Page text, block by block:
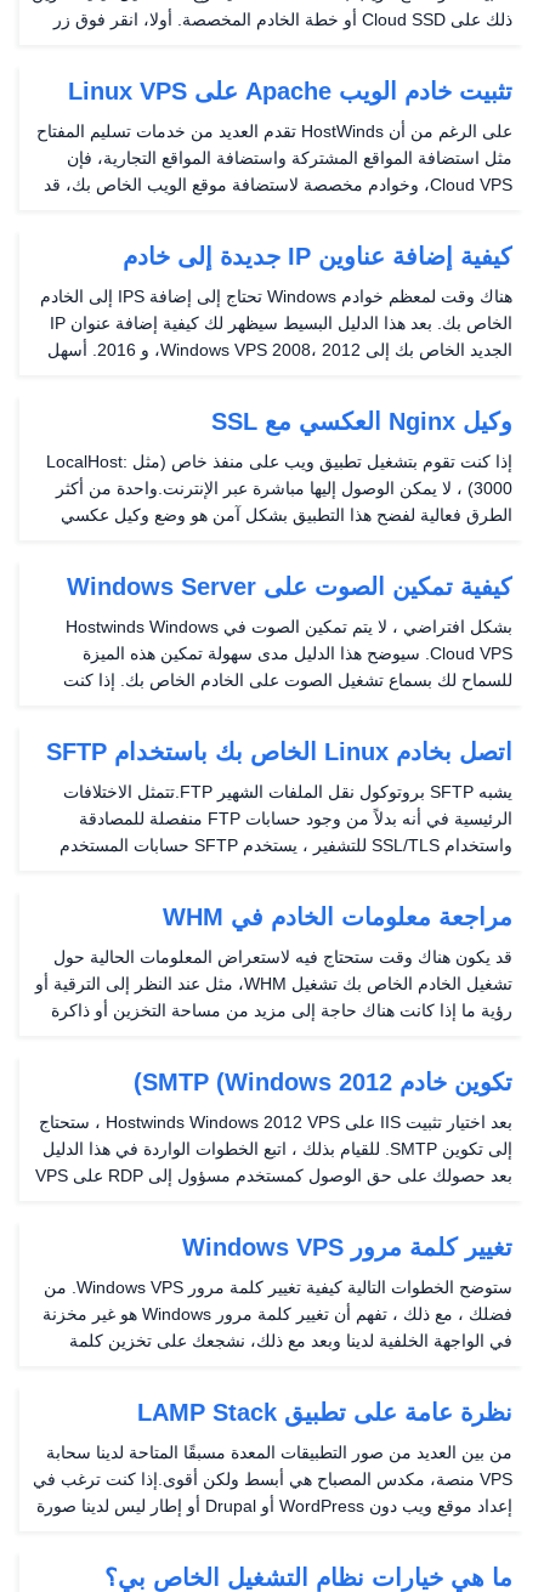
ذلك على Cloud SSD أو خطة الخادم المخصصة. أولا، انقر فوق زر
تثبيت خادم الويب Apache على Linux VPS
على الرغم من أن HostWinds تقدم العديد من خدمات تسليم المفتاح
مثل استضافة المواقع المشتركة واستضافة المواقع التجارية، فإن
Cloud VPS، وخوادم مخصصة لاستضافة موقع الويب الخاص بك، قد
كيفية إضافة عناوين IP جديدة إلى خادم
Windows
هناك وقت لمعظم خوادم Windows تحتاج إلى إضافة IPS إلى الخادم
الخاص بك. بعد هذا الدليل البسيط سيظهر لك كيفية إضافة عنوان IP
الجديد الخاص بك إلى Windows VPS 2008، 2012، و 2016. أسهل
وكيل Nginx العكسي مع SSL
إذا كنت تقوم بتشغيل تطبيق ويب على منفذ خاص (مثل LocalHost:
3000) ، لا يمكن الوصول إليها مباشرة عبر الإنترنت.واحدة من أكثر
الطرق فعالية لفضح هذا التطبيق بشكل آمن هو وضع وكيل عكسي
كيفية تمكين الصوت على Windows Server
بشكل افتراضي ، لا يتم تمكين الصوت في Hostwinds Windows
Cloud VPS. سيوضح هذا الدليل مدى سهولة تمكين هذه الميزة
للسماح لك بسماع تشغيل الصوت على الخادم الخاص بك. إذا كنت
اتصل بخادم Linux الخاص بك باستخدام SFTP
يشبه SFTP بروتوكول نقل الملفات الشهير FTP.تتمثل الاختلافات
الرئيسية في أنه بدلاً من وجود حسابات FTP منفصلة للمصادقة
واستخدام SSL/TLS للتشفير ، يستخدم SFTP حسابات المستخدم
مراجعة معلومات الخادم في WHM
قد يكون هناك وقت ستحتاج فيه لاستعراض المعلومات الحالية حول
تشغيل الخادم الخاص بك تشغيل WHM، مثل عند النظر إلى الترقية أو
رؤية ما إذا كانت هناك حاجة إلى مزيد من مساحة التخزين أو ذاكرة
تكوين خادم SMTP (Windows 2012)
بعد اختيار تثبيت IIS على Hostwinds Windows 2012 VPS ، ستحتاج
إلى تكوين SMTP. للقيام بذلك ، اتبع الخطوات الواردة في هذا الدليل
بعد حصولك على حق الوصول كمستخدم مسؤول إلى RDP على VPS
تغيير كلمة مرور Windows VPS
ستوضح الخطوات التالية كيفية تغيير كلمة مرور Windows VPS. من
فضلك ، مع ذلك ، تفهم أن تغيير كلمة مرور Windows هو غير مخزنة
في الواجهة الخلفية لدينا وبعد مع ذلك، نشجعك على تخزين كلمة
نظرة عامة على تطبيق LAMP Stack
من بين العديد من صور التطبيقات المعدة مسبقًا المتاحة لدينا سحابة
VPS منصة، مكدس المصباح هي أبسط ولكن أقوى.إذا كنت ترغب في
إعداد موقع ويب دون WordPress أو Drupal أو إطار ليس لدينا صورة
ما هي خيارات نظام التشغيل الخاص بي؟